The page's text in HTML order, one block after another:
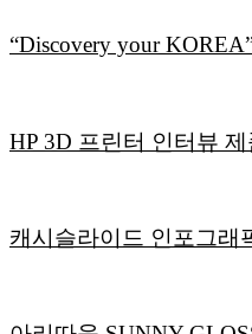
“Discovery your
HP 3D 프린터 인터뷰
캐시슬라이드 인포그래